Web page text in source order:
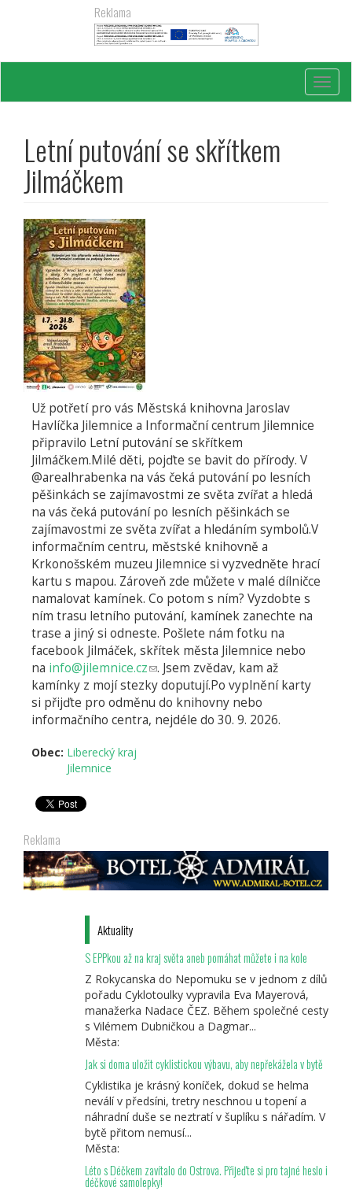
Reklama
Letní putování se skřítkem
Jilmáčkem
Už potřetí pro vás Městská knihovna Jaroslav
Havlíčka Jilemnice a Informační centrum Jilemnice
připravilo Letní putování se skřítkem
Jilmáčkem.Milé děti, pojďte se bavit do přírody. V
@arealhrabenka na vás čeká putování po lesních
pěšinkách se zajímavostmi ze světa zvířat a hledá
na vás čeká putování po lesních pěšinkách se
zajímavostmi ze světa zvířat a hledáním symbolů.V
informačním centru, městské knihovně a
Krkonošském muzeu Jilemnice si vyzvedněte hrací
kartu s mapou. Zároveň zde můžete v malé dílničce
namalovat kamínek. Co potom s ním? Vyzdobte s
ním trasu letního putování, kamínek zanechte na
trase a jiný si odneste. Pošlete nám fotku na
facebook Jilmáček, skřítek města Jilemnice nebo
na info@jilemnice.cz(odkaz
odešle
e-
mail)
. Jsem zvědav, kam až
kamínky z mojí stezky doputují.Po vyplnění karty
si přijďte pro odměnu do knihovny nebo
informačního centra, nejdéle do 30. 9. 2026.
Obec: Liberecký kraj
Jilemnice
Reklama
Aktuality
S EPPkou až na kraj světa aneb pomáhat můžete i na kole
Z Rokycanska do Nepomuku se v jednom z dílů
pořadu Cyklotoulky vypravila Eva Mayerová,
manažerka Nadace ČEZ. Během společné cesty
s Vilémem Dubničkou a Dagmar...
Města:
Jak si doma uložit cyklistickou výbavu, aby nepřekážela v bytě
Cyklistika je krásný koníček, dokud se helma
neválí v předsíni, tretry neschnou u topení a
náhradní duše se neztratí v šuplíku s nářadím. V
bytě přitom nemusí...
Města:
Léto s Déčkem zavítalo do Ostrova. Přijeďte si pro tajné heslo i
déčkové samolepky!